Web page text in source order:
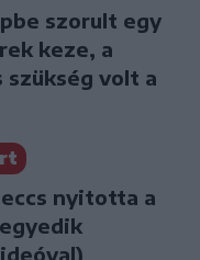
szorult egy
keze, a
volt a
nyitotta a